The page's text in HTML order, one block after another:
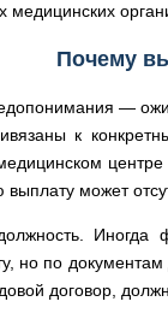
Почему
—
к
может
Иногда
но по
договор,